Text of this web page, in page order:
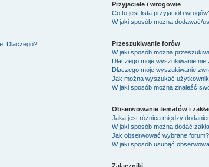
Dlaczego?
Przyjaciele i wrogowie
Co to jest lista przyjaciół i
W jaki sposób można dodawać/
Przeszukiwanie forów
W jaki sposób można
Dlaczego moje wyszukiwanie nie
Dlaczego moje wyszukiwanie
Jak można wyszukać
W jaki sposób można znaleźć
Obserwowanie tematów i
Jaka jest różnica między
W jaki sposób można dodać
Jak obserwować wybrane forum?
W jaki sposób usunąć